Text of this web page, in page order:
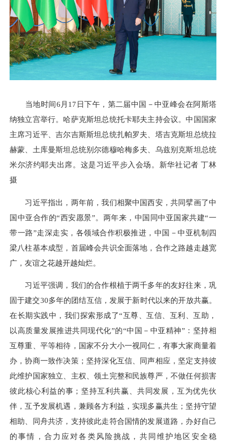
当地时间6月17日下午，第二届中国－中亚峰会在阿斯塔
纳独立宫举行。哈萨克斯坦总统托卡耶夫主持会议。中国国家
主席习近平、吉尔吉斯斯坦总统扎帕罗夫、塔吉克斯坦总统拉
赫蒙、土库曼斯坦总统别尔德穆哈梅多夫、乌兹别克斯坦总统
米尔济约耶夫出席。这是习近平步入会场。新华社记者 丁林
摄
习近平指出，两年前，我们相聚中国西安，共同擘画了中
国中亚合作的“西安愿景”。两年来，中国同中亚国家共建“一
带一路”走深走实，各领域合作积极推进，中国－中亚机制四
梁八柱基本成型，首届峰会共识全面落地，合作之路越走越宽
广，友谊之花越开越灿烂。
习近平强调，我们的合作根植于两千多年的友好往来，巩
固于建交30多年的团结互信，发展于新时代以来的开放共赢。
在长期实践中，我们探索形成了“互尊、互信、互利、互助，
以高质量发展推进共同现代化”的“中国－中亚精神”：坚持相
互尊重、平等相待，国家不分大小一视同仁，有事大家商量着
办，协商一致作决策；坚持深化互信、同声相应，坚定支持彼
此维护国家独立、主权、领土完整和民族尊严，不做任何损害
彼此核心利益的事；坚持互利共赢、共同发展，互为优先伙
伴，互予发展机遇，兼顾各方利益，实现多赢共生；坚持守望
相助、同舟共济，支持彼此走符合国情的发展道路，办好自己
的事情，合力应对各类风险挑战，共同维护地区安全稳